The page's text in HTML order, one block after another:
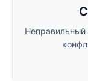
Неправильный
Обучим
вывода